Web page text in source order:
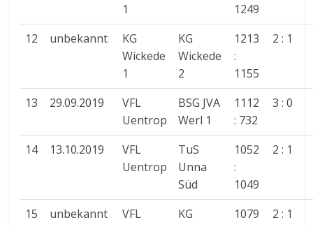
1
1249
12 unbekannt
KG
Wickede
1
KG
Wickede
2
1213
:
1155
2 : 1
13 29.09.2019
VFL
Uentrop
BSG JVA
Werl 1
1112
: 732
3 : 0
14 13.10.2019
VFL
Uentrop
TuS
Unna
Süd
1052
:
1049
2 : 1
15 unbekannt
VFL
KG
1079
2 : 1